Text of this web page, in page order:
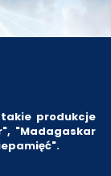
produkcje
"Madagaskar